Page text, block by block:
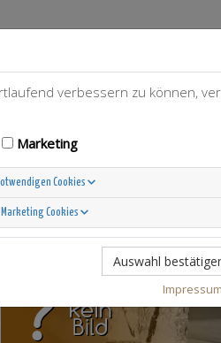
uns deinen Cocktail!
T-Berry
verbessern zu können,
Marketing
Cookies
Marketing Cookies
Auswahl
Impressum